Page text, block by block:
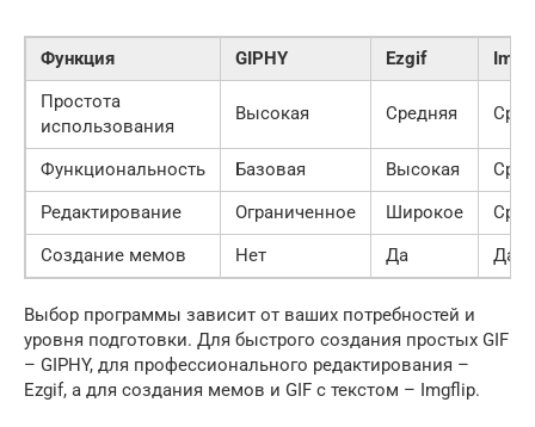
Функция GIPHY Ezgif
Простота
использования
Высокая Средняя
Функциональность Базовая Высокая
Редактирование
Ограниченное Широкое
Создание мемов
Нет Да Да
Выбор программы зависит от ваших потребностей и
уровня подготовки. Для быстрого создания простых GIF
– GIPHY, для профессионального редактирования –
Ezgif, а для создания мемов и GIF с текстом – Imgflip.